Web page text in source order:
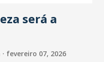
44% dos n...
será a
fevereiro 07, 2026